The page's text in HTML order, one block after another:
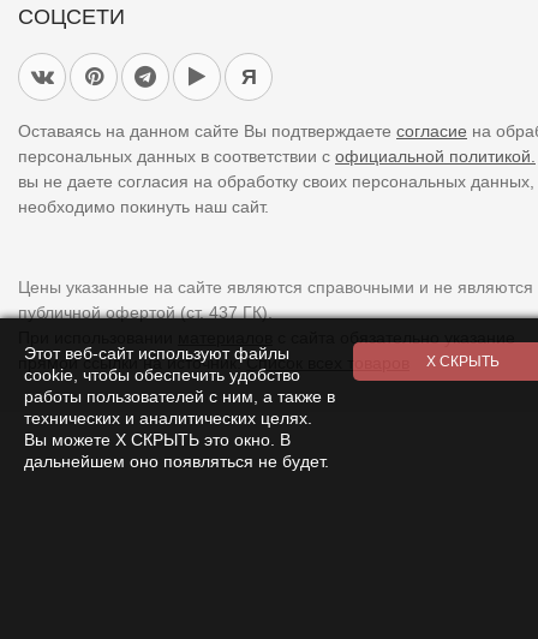
СОЦСЕТИ
Я
Оставаясь на данном сайте Вы подтверждаете согласие на
персональных данных в соответствии с официальной политикой.
вы не даете согласия на обработку своих персональных
необходимо покинуть наш сайт.
Цены указанные на сайте являются справочными и не являются
публичной офертой (ст. 437 ГК).
прямой ссылки на источник.Список всех товаров
Этот веб-сайт используют файлы
cookie, чтобы обеспечить удобство
работы пользователей с ним, а также в
технических и аналитических целях.
Вы можете Х СКРЫТЬ это окно. В
дальнейшем оно появляться не будет.